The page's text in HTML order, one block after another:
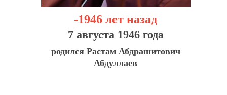
-1946 лет назад
7 августа 1946 года
родился Растам Абдрашитович
Абдуллаев